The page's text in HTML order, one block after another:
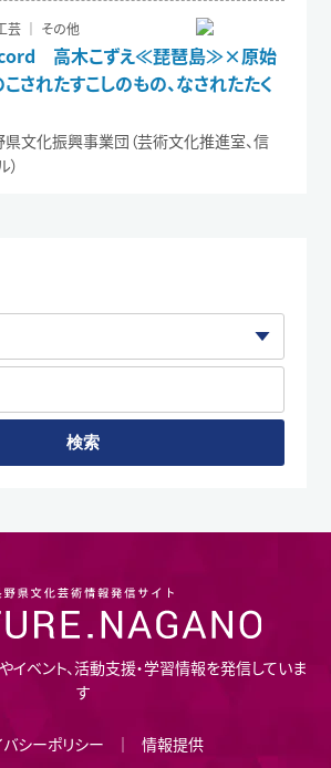
芸 ｜ その他
高木こずえ≪琵琶島≫×原始
れたすこしのもの、なされたたく
文化振興事業団（芸術文化推進室、信
ベント、活動支援・学習情報を発信していま
す
バシーポリシー 情報提供